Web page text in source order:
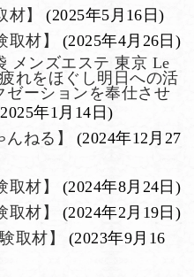
】
(2025年5月16日)
材】
(2025年4月26日)
メンズエステ 東京 Le
れをほぐし明日への活
ゼーションを奉仕させ
年1月14日)
ねる】
(2024年12月27
材】
(2024年8月24日)
材】
(2024年2月19日)
取材】
(2023年9月16